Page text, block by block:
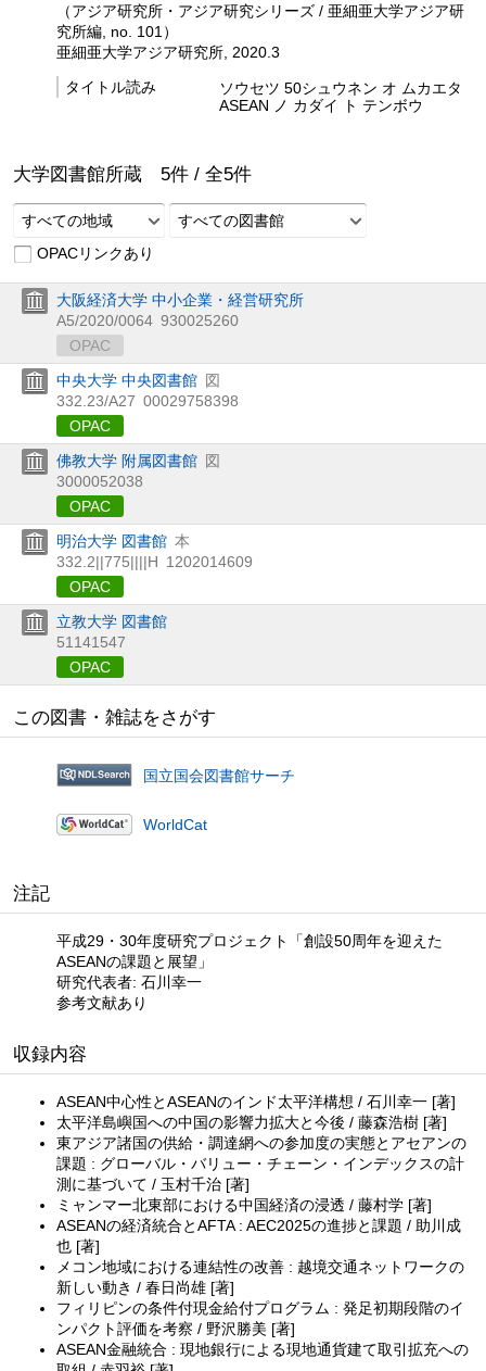
（アジア研究所・アジア研究シリーズ / 亜細亜大学アジア研
究所編, no. 101）
亜細亜大学アジア研究所, 2020.3
タイトル読み
ソウセツ 50シュウネン オ ムカエタ
ASEAN ノ カダイ ト テンボウ
大学図書館所蔵 5件 / 全5件
すべての地域
すべての図書館
OPACリンクあり
大阪経済大学 中小企業・経営研究所
A5/2020/0064 930025260
OPAC
中央大学 中央図書館 図
332.23/A27 00029758398
OPAC
佛教大学 附属図書館 図
3000052038
OPAC
明治大学 図書館 本
332.2||775||||H 1202014609
OPAC
立教大学 図書館
51141547
OPAC
この図書・雑誌をさがす
国立国会図書館サーチ
WorldCat
注記
平成29・30年度研究プロジェクト「創設50周年を迎えた
ASEANの課題と展望」
研究代表者: 石川幸一
参考文献あり
収録内容
ASEAN中心性とASEANのインド太平洋構想 / 石川幸一 [著]
太平洋島嶼国への中国の影響力拡大と今後 / 藤森浩樹 [著]
東アジア諸国の供給・調達網への参加度の実態とアセアンの
課題 : グローバル・バリュー・チェーン・インデックスの計
測に基づいて / 玉村千治 [著]
ミャンマー北東部における中国経済の浸透 / 藤村学 [著]
ASEANの経済統合とAFTA : AEC2025の進捗と課題 / 助川成
也 [著]
メコン地域における連結性の改善 : 越境交通ネットワークの
新しい動き / 春日尚雄 [著]
フィリピンの条件付現金給付プログラム : 発足初期段階のイ
ンパクト評価を考察 / 野沢勝美 [著]
ASEAN金融統合 : 現地銀行による現地通貨建て取引拡充への